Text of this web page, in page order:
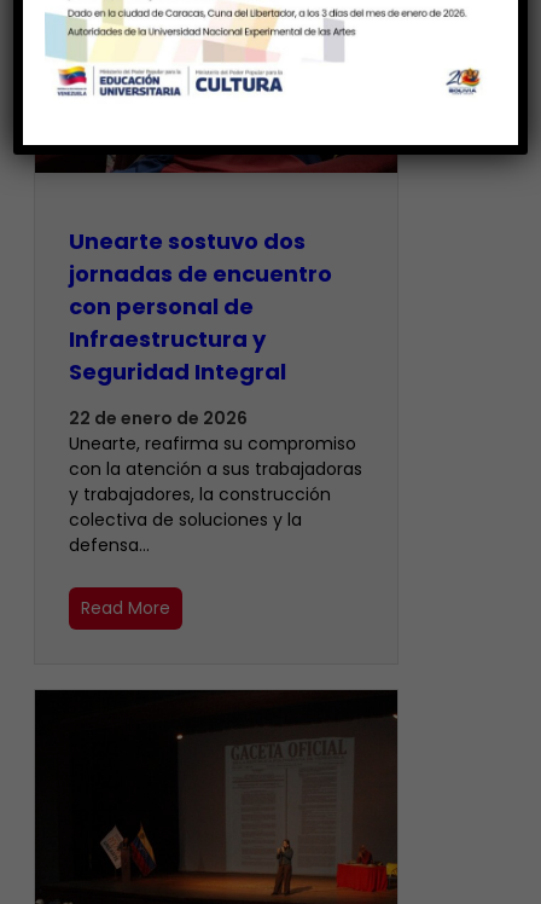
Unearte sostuvo dos
jornadas de encuentro
con personal de
Infraestructura y
Seguridad Integral
22 de enero de 2026
Unearte, reafirma su compromiso
con la atención a sus trabajadoras
y trabajadores, la construcción
colectiva de soluciones y la
defensa…
Read More